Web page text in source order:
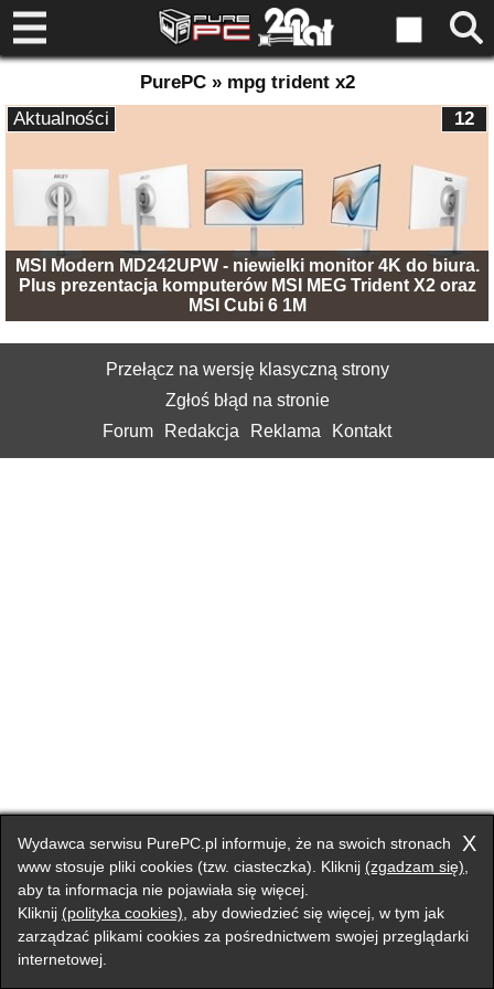
PurePC » mpg trident x2
MSI Modern MD242UPW - niewielki monitor 4K do biura.
Plus prezentacja komputerów MSI MEG Trident X2 oraz
MSI Cubi 6 1M
12
Aktualności
Przełącz na wersję klasyczną strony
Zgłoś błąd na stronie
Forum
Redakcja Reklama Kontakt
X
Wydawca serwisu PurePC.pl informuje, że na swoich stronach
www stosuje pliki cookies (tzw. ciasteczka). Kliknij (zgadzam się)
aby ta informacja nie pojawiała się więcej.
Kliknij (polityka cookies) , aby dowiedzieć się więcej, w tym jak
zarządzać plikami cookies za pośrednictwem swojej przeglądarki
internetowej.